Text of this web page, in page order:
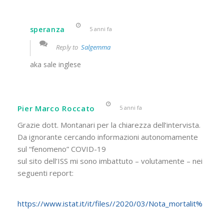
speranza 5 anni fa
Reply to Salgemma
aka sale inglese
Pier Marco Roccato 5 anni fa
Grazie dott. Montanari per la chiarezza dell’intervista.
Da ignorante cercando informazioni autonomamente
sul “fenomeno” COVID-19
sul sito dell’ISS mi sono imbattuto – volutamente – nei
seguenti report:
https://www.istat.it/it/files//2020/03/Nota_mortalit%